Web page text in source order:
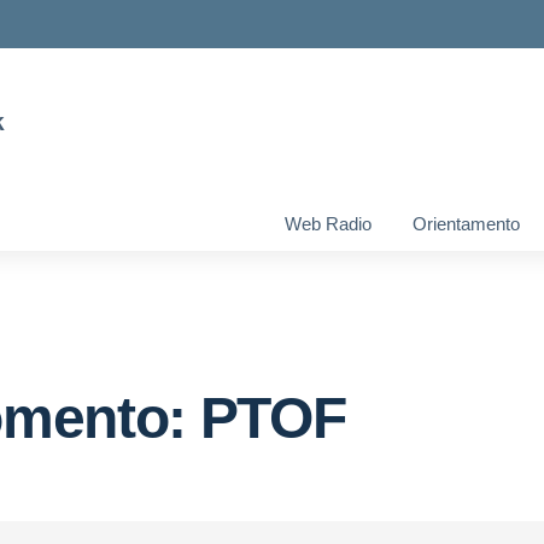
Web Radio Orientamento
PTOF